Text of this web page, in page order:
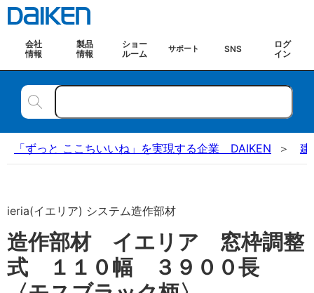
会社
情報
製品
情報
ショー
ルーム
サポート SNS
ログ
イン
「ずっと ここちいいね」を実現する企業 DAIKEN 建
ieria(イエリア) システム造作部材
造作部材 イエリア 窓枠調整
式 １１０幅 ３９００長